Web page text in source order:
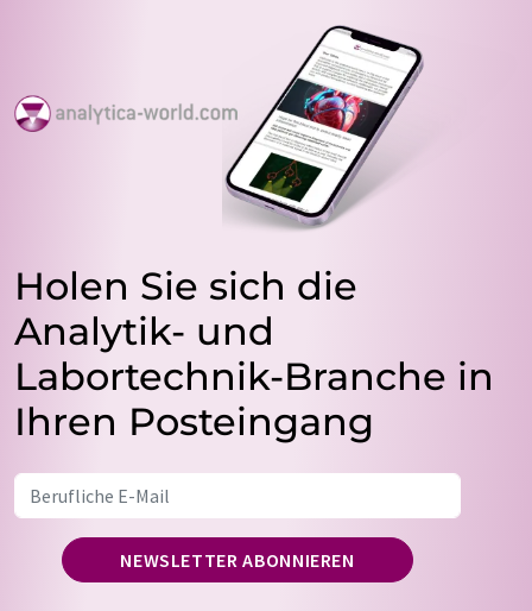
Holen Sie sich die
Analytik- und
Labortechnik-Branche in
Ihren Posteingang
NEWSLETTER ABONNIEREN